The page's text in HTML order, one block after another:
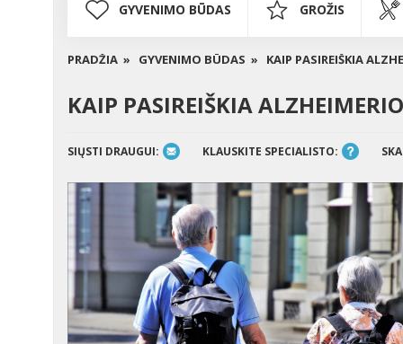
GYVENIMO BŪDAS GROŽIS
PRADŽIA » GYVENIMO BŪDAS » KAIP PASIREIŠKIA
KAIP PASIREIŠKIA
SIŲSTI DRAUGUI: KLAUSKITE SPECIALISTO: